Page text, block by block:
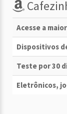
Acesse a
Dispositivos
Teste por 30
Eletrônicos,